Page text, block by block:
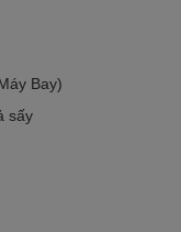
Bay)
sấy